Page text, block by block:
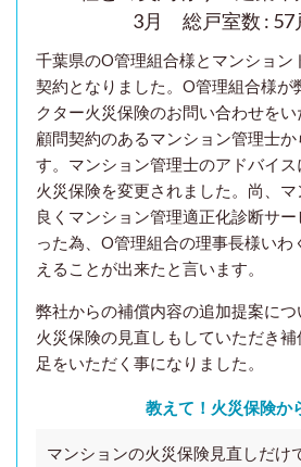
3月 総戸室数 : 57
千葉県のO管理組合様とマンション
契約となりました。O管理組合様が
クター火災保険のお問い合わせを
顧問契約のあるマンション管理士
す。マンション管理士のアドバイ
火災保険を変更されました。尚、
良くマンション管理適正化診断サ
った為、O管理組合の理事長様いわ
えることが出来たと言います。
弊社からの補償内容の追加提案につ
火災保険の見直しもしていただき
足をいただく事になりました。
教えて！火災保険か
マンションの火災保険見直しだけ